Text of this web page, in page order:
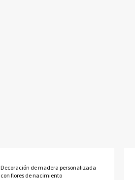
Decoración de madera personalizada
con flores de nacimiento